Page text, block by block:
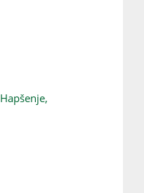
Hapšenje,